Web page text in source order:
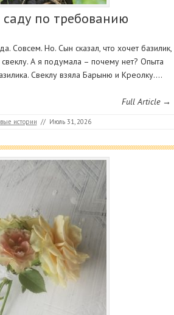
саду по требованию
Совсем. Но. Сын сказал, что хочет базилик,
свеклу. А я подумала – почему нет? Опыта
Свеклу взяла Барыню и Креолку.…
Full Article →
истории // Июль 31, 2026